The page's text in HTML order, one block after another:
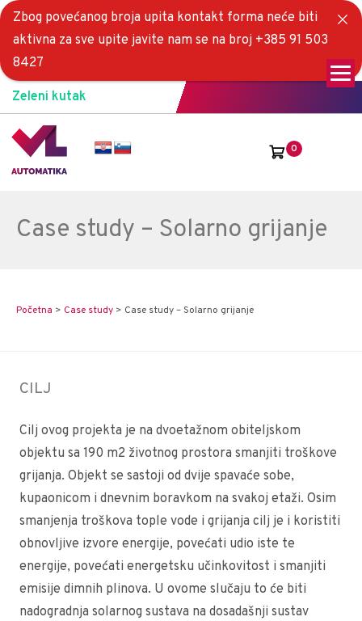
Zeleni kutak
0
Case study – Solarno grijanje
Početna > Case study > Case study – Solarno grijanje
CILJ
Cilj ovog projekta je na dvoetažnom obiteljskom
objektu sa 190 m2 životnog prostora smanjiti troškove
grijanja. Objekt se sastoji od dvije spavaće sobe,
kupaonicom i dnevnim boravkom na svakoj etaži. Osim
smanjenja troškova tople vode i grijanja cilj je i koristiti
obnovljive izvore energije, povećati udio iste te
energije, povećati energetsku učinkovitost i smanjiti
emisije dimnih plinova. U ovome slučaju to će biti
nadogradnja solarnog sustava na dosadašnji sustav
Zbog povećanog broja upita kontakt forma neće biti
aktivna za sve upite javite nam se na broj +385 91 503
8427